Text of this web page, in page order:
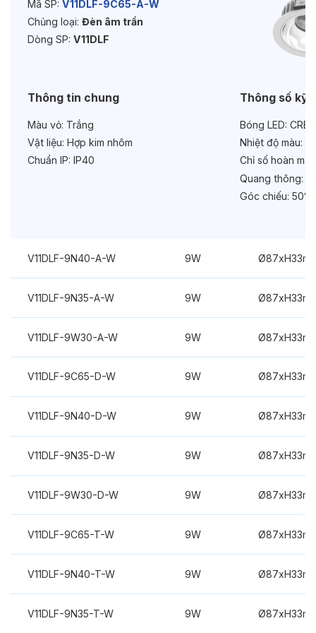
Tuổi thọ: >30000h
Mã SP: V11DLF-9C65-A-W
Chủng loại: Đèn âm trần
Dòng SP: V11DLF
Thông tin chung
Màu vỏ: Trắng
Vật liệu: Hợp kim nhôm
Chuẩn IP: IP40
Thông số kỹ
Bóng LED:
Nhiệt độ màu:
Chỉ số hoàn
Quang thông:
Góc chiếu: 50°
V11DLF-9N40-A-W 9W
V11DLF-9N35-A-W 9W
V11DLF-9W30-A-W 9W
V11DLF-9C65-D-W 9W
V11DLF-9N40-D-W 9W
V11DLF-9N35-D-W 9W
V11DLF-9W30-D-W 9W
V11DLF-9C65-T-W 9W
V11DLF-9N40-T-W 9W
V11DLF-9N35-T-W 9W